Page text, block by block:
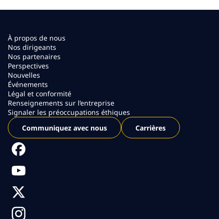
À propos de nous
Nos dirigeants
Nos partenaires
Perspectives
Nouvelles
Événements
Légal et conformité
Renseignements sur l’entreprise
Signaler les préoccupations éthiques
Communiquez avec nous
Carrières